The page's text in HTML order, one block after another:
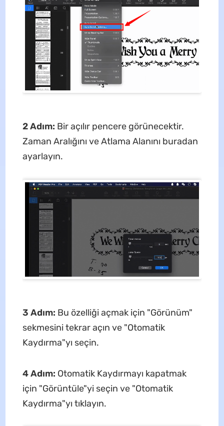
2 Adım: Bir açılır pencere görünecektir.
Zaman Aralığını ve Atlama Alanını buradan
ayarlayın.
3 Adım: Bu özelliği açmak için "Görünüm"
sekmesini tekrar açın ve "Otomatik
Kaydırma"yı seçin.
4 Adım: Otomatik Kaydırmayı kapatmak
için "Görüntüle"yi seçin ve "Otomatik
Kaydırma"yı tıklayın.